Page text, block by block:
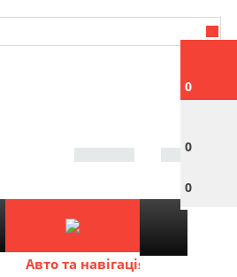
0
0
0
Авто та навігація